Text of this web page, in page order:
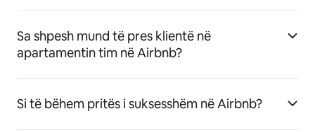
Sa shpesh mund të pres klientë në
apartamentin tim në Airbnb?
Si të bëhem pritës i suksesshëm në Airbnb?